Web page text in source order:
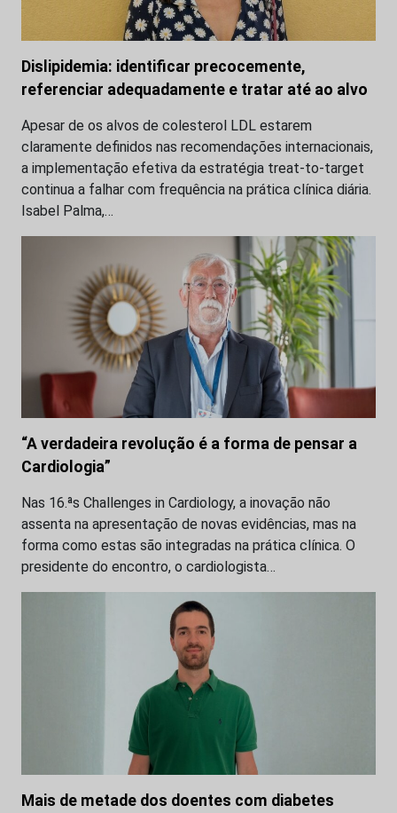
Dislipidemia: identificar precocemente,
referenciar adequadamente e tratar até ao alvo
Apesar de os alvos de colesterol LDL estarem
claramente definidos nas recomendações internacionais,
a implementação efetiva da estratégia treat-to-target
continua a falhar com frequência na prática clínica diária.
Isabel Palma,…
“A verdadeira revolução é a forma de pensar a
Cardiologia”
Nas 16.ªs Challenges in Cardiology, a inovação não
assenta na apresentação de novas evidências, mas na
forma como estas são integradas na prática clínica. O
presidente do encontro, o cardiologista…
Mais de metade dos doentes com diabetes